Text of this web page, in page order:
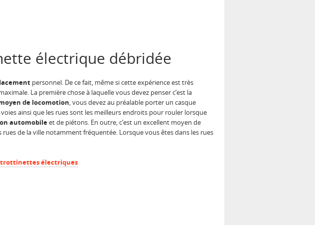
électrique débridée
personnel. De ce fait, même si cette expérience est très
La première chose à laquelle vous devez penser c’est la
de locomotion, vous devez au préalable porter un casque
ainsi que les rues sont les meilleurs endroits pour rouler lorsque
automobileet de piétons. En outre, c’est un excellent moyen de
de la ville notamment fréquentée. Lorsque vous êtes dans les rues
trottinettes électriques